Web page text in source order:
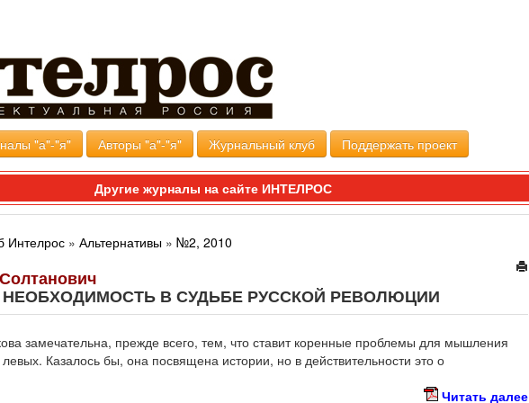
"а"-"я" Авторы "а"-"я" Журнальный клуб Поддержать проект
Другие журналы на сайте ИНТЕЛРОС
Интелрос » Альтернативы » №2, 2010
В СУДЬБЕ РУССКОЙ РЕВОЛЮЦИИ
замечательна, прежде всего, тем, что ставит коренные проблемы для мышления
левых. Казалось бы, она посвящена истории, но в действительности это о
Читать далее